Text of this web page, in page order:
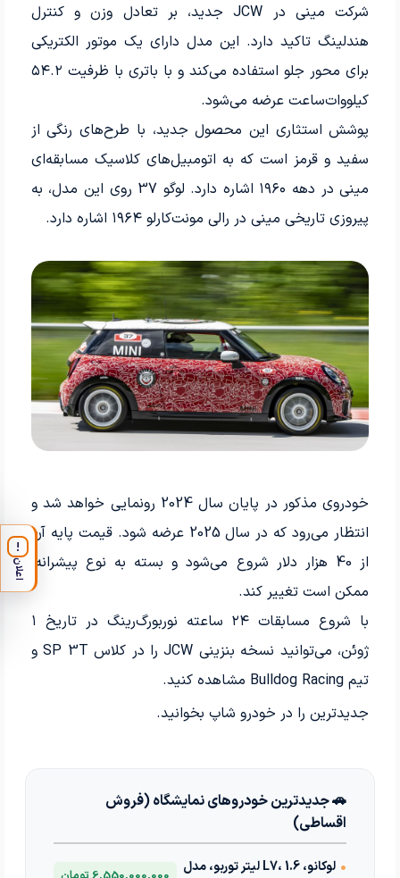
شرکت مینی در JCW جدید، بر تعادل وزن و کنترل
هندلینگ تاکید دارد. این مدل دارای یک موتور الکتریکی
برای محور جلو استفاده می‌کند و با باتری با ظرفیت ۵۴.۲
کیلووات‌ساعت عرضه می‌شود.
پوشش استثاری این محصول جدید، با طرح‌های رنگی از
سفید و قرمز است که به اتومبیل‌های کلاسیک مسابقه‌ای
مینی در دهه ۱۹۶۰ اشاره دارد. لوگو 37 روی این مدل، به
پیروزی تاریخی مینی در رالی مونت‌کارلو ۱۹۶۴ اشاره دارد.
خودروی مذکور در پایان سال 2024 رونمایی خواهد شد و
انتظار می‌رود که در سال 2025 عرضه شود. قیمت پایه آن
از 40 هزار دلار شروع می‌شود و بسته به نوع پیشرانه،
ممکن است تغییر کند.
با شروع مسابقات ۲۴ ساعته نوربورگ‌رینگ در تاریخ ۱
ژوئن، می‌توانید نسخه بنزینی JCW را در کلاس SP 3T و
تیم Bulldog Racing مشاهده کنید.
جدیدترین را در خودرو شاپ بخوانید.
🚗 جدیدترین خودروهای نمایشگاه (فروش
اقساطی)
•
لوکانو، L7، 1.6 لیتر توربو، مدل
!
اعلان